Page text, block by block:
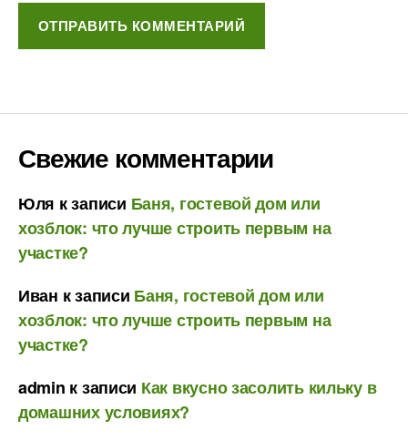
Свежие комментарии
Юля к записи Баня, гостевой дом или
хозблок: что лучше строить первым на
участке?
Иван к записи Баня, гостевой дом или
хозблок: что лучше строить первым на
участке?
admin к записи Как вкусно засолить кильку в
домашних условиях?